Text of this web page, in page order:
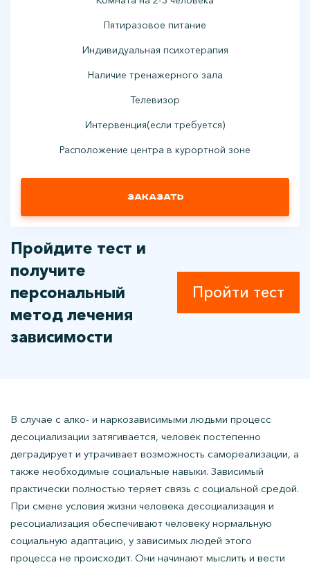
Пятиразовое питание
Индивидуальная психотерапия
Наличие тренажерного зала
Телевизор
Интервенция(если требуется)
Расположение центра в курортной зоне
Заказать
Пройдите тест и
получите
персональный
метод лечения
зависимости
Пройти тест
В случае с алко- и наркозависимыми людьми процесс
десоциализации затягивается, человек постепенно
деградирует и утрачивает возможность самореализации, а
также необходимые социальные навыки. Зависимый
практически полностью теряет связь с социальной средой.
При смене условия жизни человека десоциализация и
ресоциализация обеспечивают человеку нормальную
социальную адаптацию, у зависимых людей этого
процесса не происходит. Они начинают мыслить и вести